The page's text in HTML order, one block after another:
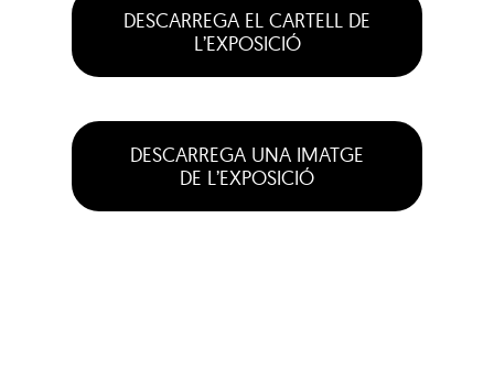
DESCARREGA EL CARTELL DE
L’EXPOSICIÓ
DESCARREGA UNA IMATGE
DE L’EXPOSICIÓ